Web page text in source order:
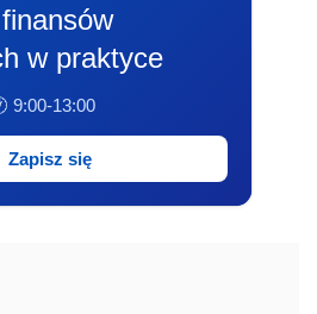
w praktyce
9:00-13:00
Zapisz się